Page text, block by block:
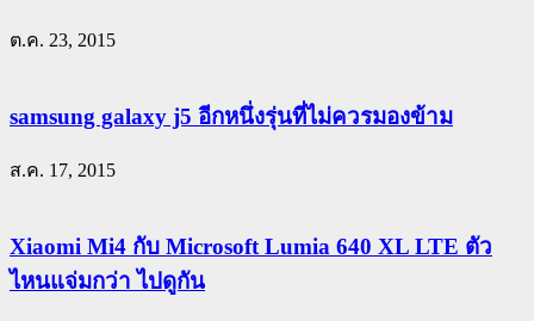
ต.ค. 23, 2015
samsung galaxy j5 อีกหนึ่งรุ่นที่ไม่ควรมองข้าม
ส.ค. 17, 2015
Xiaomi Mi4 กับ Microsoft Lumia 640 XL LTE ตัว
ไหนแจ่มกว่า ไปดูกัน